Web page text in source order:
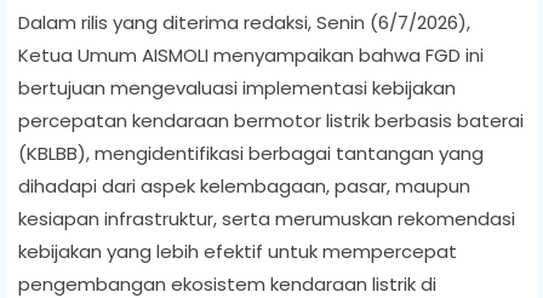
Dalam rilis yang diterima redaksi, Senin (6/7/2026),
Ketua Umum AISMOLI menyampaikan bahwa FGD ini
bertujuan mengevaluasi implementasi kebijakan
percepatan kendaraan bermotor listrik berbasis baterai
(KBLBB), mengidentifikasi berbagai tantangan yang
dihadapi dari aspek kelembagaan, pasar, maupun
kesiapan infrastruktur, serta merumuskan rekomendasi
kebijakan yang lebih efektif untuk mempercepat
pengembangan ekosistem kendaraan listrik di